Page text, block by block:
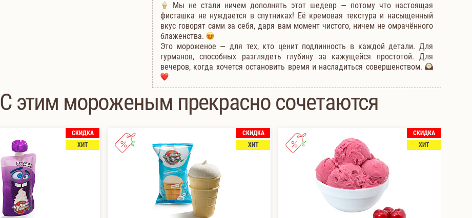
Мы не стали ничем дополнять этот шедевр — потому что настоящая
фисташка не нуждается в спутниках! Её кремовая текстура и насыщенный
вкус говорят сами за себя, даря вам момент чистого, ничем не омрачённого
блаженства.
Это мороженое — для тех, кто ценит подлинность в каждой детали. Для
гурманов, способных разглядеть глубину за кажущейся простотой. Для
вечеров, когда хочется остановить время и насладиться совершенством.
С этим мороженым прекрасно сочетаются
СКИДКА
ХИТ
СКИДКА
ХИТ
СКИДКА
ХИТ